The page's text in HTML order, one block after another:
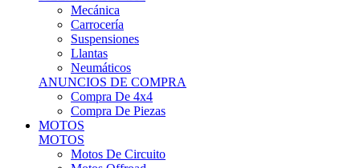
Mecánica
Carrocería
Suspensiones
Llantas
Neumáticos
ANUNCIOS DE COMPRA
Compra De 4x4
Compra De Piezas
MOTOS
MOTOS
Motos De Circuito